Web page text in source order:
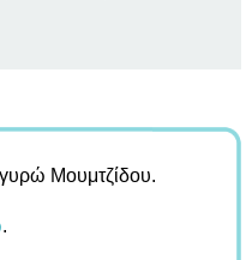
Μουμτζίδου.
.